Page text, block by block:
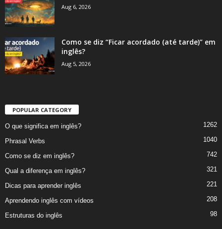
Aug 6, 2026
Como se diz “Ficar acordado (até tarde)” em
inglês?
Aug 5, 2026
POPULAR CATEGORY
O que significa em inglês? 1262
Phrasal Verbs 1040
Como se diz em inglês? 742
Qual a diferença em inglês? 321
Dicas para aprender inglês 221
Aprendendo inglês com vídeos 208
Estruturas do inglês 98